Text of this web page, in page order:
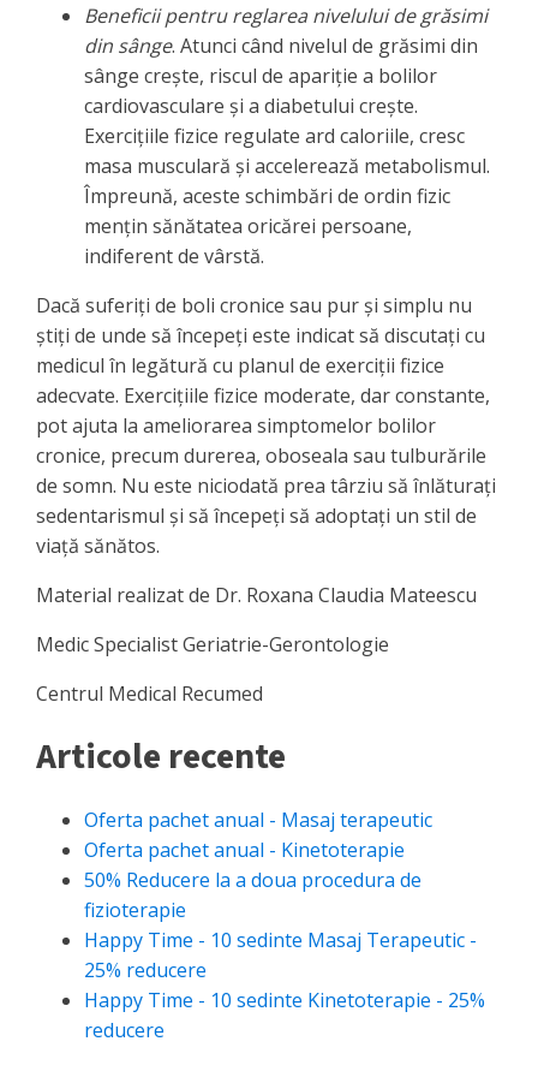
Beneficii pentru reglarea nivelului de grăsimi
din sânge. Atunci când nivelul de grăsimi din
sânge crește, riscul de apariție a bolilor
cardiovasculare și a diabetului crește.
Exercițiile fizice regulate ard caloriile, cresc
masa musculară și accelerează metabolismul.
Împreună, aceste schimbări de ordin fizic
mențin sănătatea oricărei persoane,
indiferent de vârstă.
Dacă suferiți de boli cronice sau pur și simplu nu
știți de unde să începeți este indicat să discutați cu
medicul în legătură cu planul de exerciții fizice
adecvate. Exercițiile fizice moderate, dar constante,
pot ajuta la ameliorarea simptomelor bolilor
cronice, precum durerea, oboseala sau tulburările
de somn. Nu este niciodată prea târziu să înlăturați
sedentarismul și să începeți să adoptați un stil de
viață sănătos.
Material realizat de Dr. Roxana Claudia Mateescu
Medic Specialist Geriatrie-Gerontologie
Centrul Medical Recumed
Articole recente
Oferta pachet anual - Masaj terapeutic
Oferta pachet anual - Kinetoterapie
50% Reducere la a doua procedura de
fizioterapie
Happy Time - 10 sedinte Masaj Terapeutic -
25% reducere
Happy Time - 10 sedinte Kinetoterapie - 25%
reducere